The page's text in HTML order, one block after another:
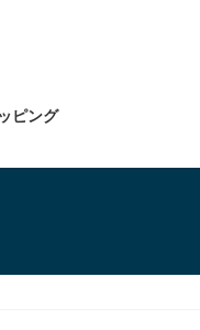
ピング